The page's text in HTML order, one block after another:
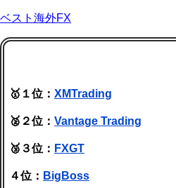
ベスト海外FX
🥇１位： XMTrading
🥈２位： Vantage Trading
🥉３位： FXGT
４位： BigBoss